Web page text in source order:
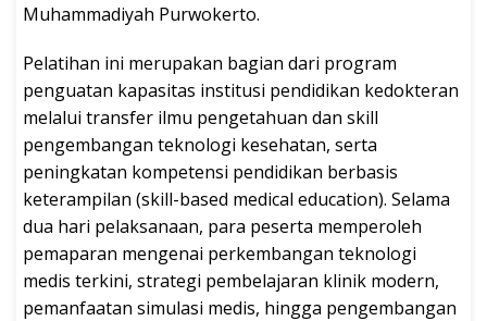
Muhammadiyah Purwokerto.
Pelatihan ini merupakan bagian dari program
penguatan kapasitas institusi pendidikan kedokteran
melalui transfer ilmu pengetahuan dan skill
pengembangan teknologi kesehatan, serta
peningkatan kompetensi pendidikan berbasis
keterampilan (skill-based medical education). Selama
dua hari pelaksanaan, para peserta memperoleh
pemaparan mengenai perkembangan teknologi
medis terkini, strategi pembelajaran klinik modern,
pemanfaatan simulasi medis, hingga pengembangan